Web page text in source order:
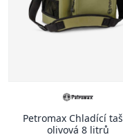
Petromax Chladící
olivová 8 litrů